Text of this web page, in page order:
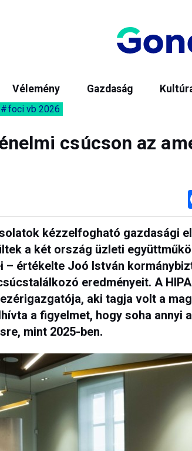
Vélemény Gazdaság
foci vb 2026
csúcson az
kézzelfogható gazdasági
a két ország üzleti
értékelte Joó István
eredményeit. A
aki tagja volt a
a figyelmet, hogy soha annyi
mint 2025-ben.